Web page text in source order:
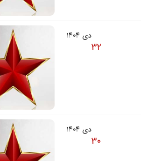
دی ۱۴۰۴
۳۲
دی ۱۴۰۴
۳۰